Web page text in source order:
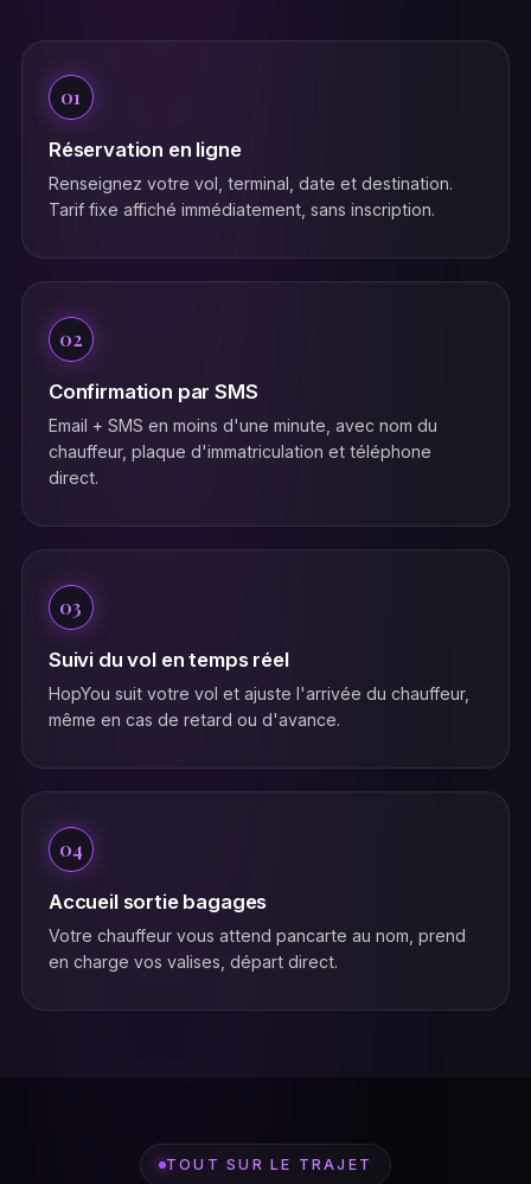
01
Réservation en ligne
Renseignez votre vol, terminal, date et destination.
Tarif fixe affiché immédiatement, sans inscription.
02
Confirmation par SMS
Email + SMS en moins d'une minute, avec nom du
chauffeur, plaque d'immatriculation et téléphone
direct.
03
Suivi du vol en temps réel
HopYou suit votre vol et ajuste l'arrivée du chauffeur,
même en cas de retard ou d'avance.
04
Accueil sortie bagages
Votre chauffeur vous attend pancarte au nom, prend
en charge vos valises, départ direct.
TOUT SUR LE TRAJET